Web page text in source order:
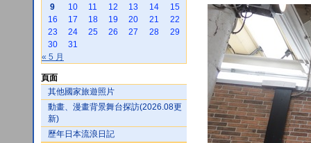
9
10 11 12 13 14
15
16
17 18 19 20 21
22
23
24 25 26 27 28
29
30
31
« 5 月
頁面
其他國家旅遊照片
動畫、漫畫背景舞台探訪(2026.08更
新)
歷年日本流浪日記